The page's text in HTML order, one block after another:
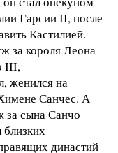
Гарсии II, после
Кастилией.
за короля Леона
III,
женился на
Санчес. А
за сына Санчо
династий